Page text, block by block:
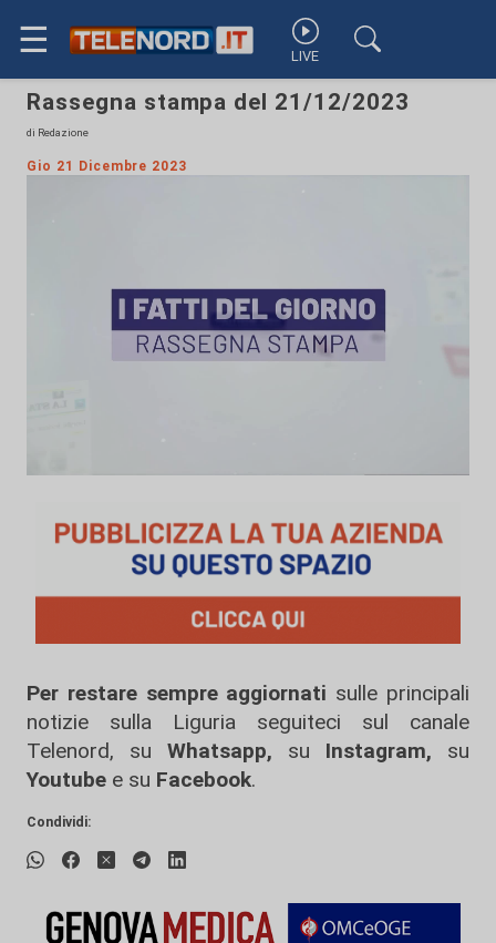
☰ LIVE
Rassegna stampa del 21/12/2023
di Redazione
Gio 21 Dicembre 2023
Per restare sempre aggiornati sulle principali
notizie sulla Liguria seguiteci sul canale
Telenord, su
Whatsapp, su Instagram, su
Youtube e su Facebook.
Condividi: